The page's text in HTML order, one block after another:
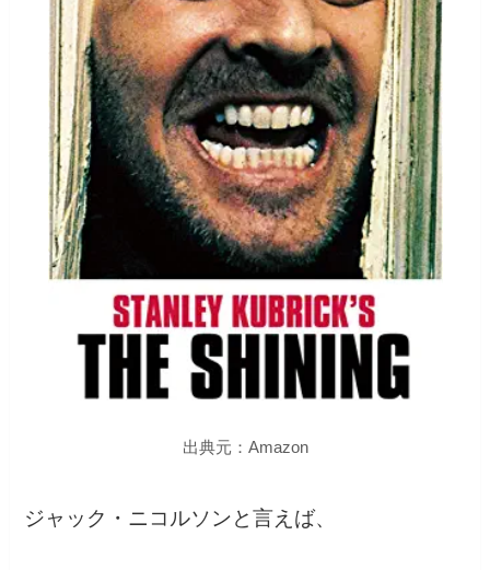
出典元：Amazon
ジャック・ニコルソンと言えば、